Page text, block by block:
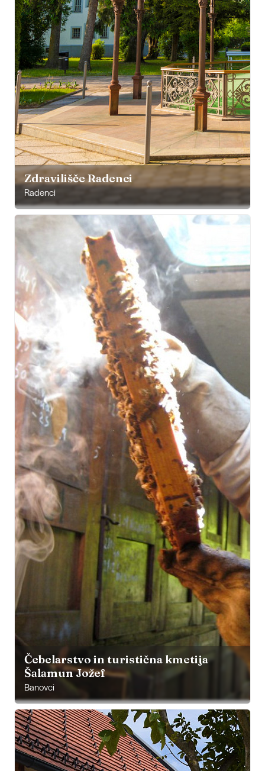
Zdravilišče Radenci
Radenci
Čebelarstvo in turistična kmetija
Šalamun Jožef
Banovci